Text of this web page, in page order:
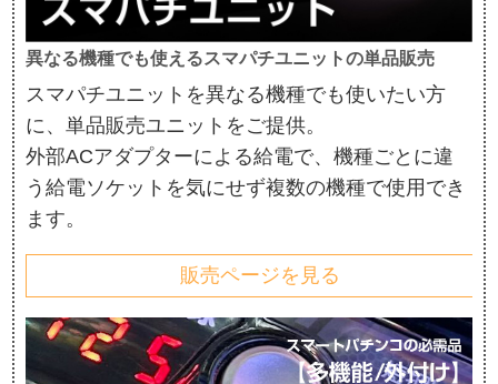
異なる機種でも使えるスマパチユニットの単品販売
スマパチユニットを異なる機種でも使いたい方
に、単品販売ユニットをご提供。
外部ACアダプターによる給電で、機種ごとに違
う給電ソケットを気にせず複数の機種で使用でき
ます。
販売ページを見る